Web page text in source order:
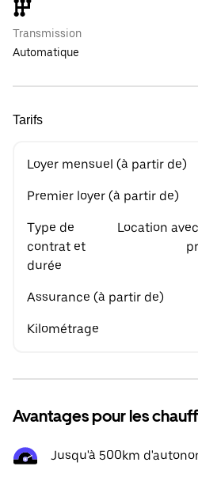
Transmission
Automatique
Tarifs
Loyer mensuel (à partir de)
Premier loyer (à partir de)
Type de
contrat et
durée
Location
Assurance (à partir de)
Kilométrage
Avantages pour les
Jusqu'à 500km